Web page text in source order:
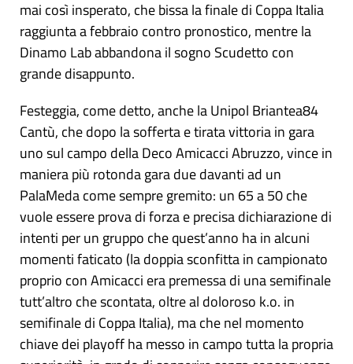
mai così insperato, che bissa la finale di Coppa Italia
raggiunta a febbraio contro pronostico, mentre la
Dinamo Lab abbandona il sogno Scudetto con
grande disappunto.
Festeggia, come detto, anche la Unipol Briantea84
Cantù, che dopo la sofferta e tirata vittoria in gara
uno sul campo della Deco Amicacci Abruzzo, vince in
maniera più rotonda gara due davanti ad un
PalaMeda come sempre gremito: un 65 a 50 che
vuole essere prova di forza e precisa dichiarazione di
intenti per un gruppo che quest’anno ha in alcuni
momenti faticato (la doppia sconfitta in campionato
proprio con Amicacci era premessa di una semifinale
tutt’altro che scontata, oltre al doloroso k.o. in
semifinale di Coppa Italia), ma che nel momento
chiave dei playoff ha messo in campo tutta la propria